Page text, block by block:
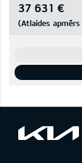
37 631 €
(Atlaides apmērs